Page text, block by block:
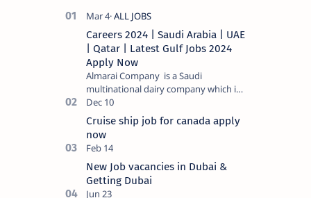
Careers 2024 | Saudi Arabia | UAE
| Qatar | Latest Gulf Jobs 2024
Apply Now
Almarai Company is a Saudi
multinational dairy company which is
listed on the Tadawul stock exchange.
It specializes in food and bevera…
Cruise ship job for canada apply
now
New Job vacancies in Dubai &
Getting Dubai